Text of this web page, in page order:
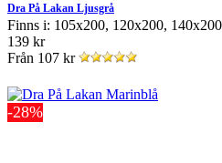
Dra På Lakan Ljusgrå
Finns i: 105x200, 120x200,
139 kr
Från 107 kr
-28%